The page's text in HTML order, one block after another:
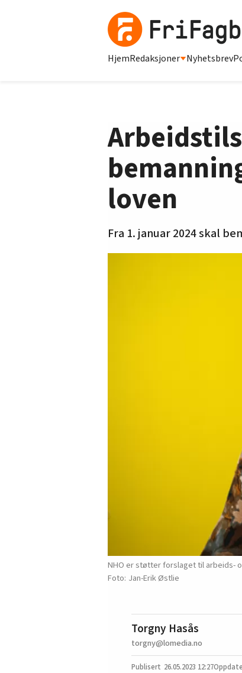
HjemRedaksjoner Nyhetsbrev
loven
Fra 1. januar 2024 skal
NHO er støtter forslaget til arbeids-
Jan-Erik Østlie
Torgny Hasås
torgny@lomedia.no
26.05.2023 12:27